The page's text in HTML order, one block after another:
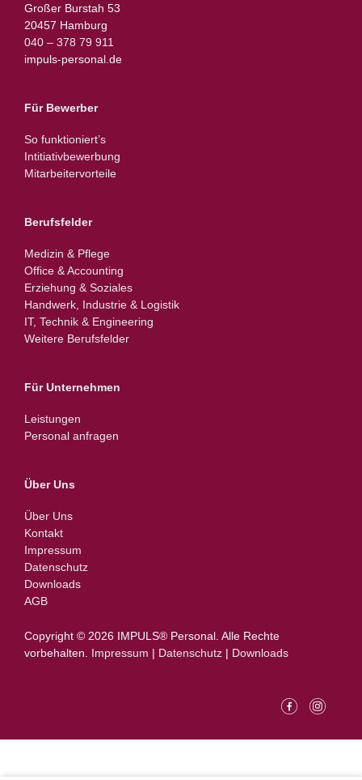
Großer Burstah 53
20457 Hamburg
040 – 378 79 911
impuls-personal.de
Für Bewerber
So funktioniert’s
Intitiativbewerbung
Mitarbeitervorteile
Berufsfelder
Medizin & Pflege
Office & Accounting
Erziehung & Soziales
Handwerk, Industrie & Logistik
IT, Technik & Engineering
Weitere Berufsfelder
Für Unternehmen
Leistungen
Personal anfragen
Über Uns
Über Uns
Kontakt
Impressum
Datenschutz
Downloads
AGB
Copyright © 2026 IMPULS® Personal.­ ­Alle Rechte
vorbehalten. Impressum | Datenschutz | Downloads